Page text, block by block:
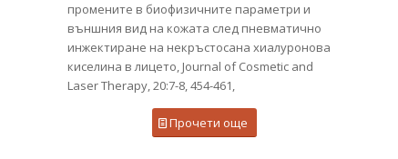
промените в биофизичните параметри и
външния вид на кожата след пневматично
инжектиране на некръстосана хиалуронова
киселина в лицето, Journal of Cosmetic and
Laser Therapy, 20:7-8, 454-461,
Прочети още